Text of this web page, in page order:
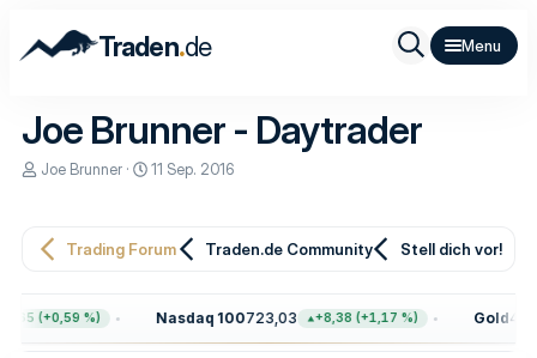
Traden.de
Joe Brunner - Daytrader
E
e
r
Joe Brunner
E
e
a
m
11 Sep. 2016
Trading Forum Traden.de Community Stell dich vor!
(+0,59 %) Nasdaq 100723,03 +8,38 (+1,17 %) Gold